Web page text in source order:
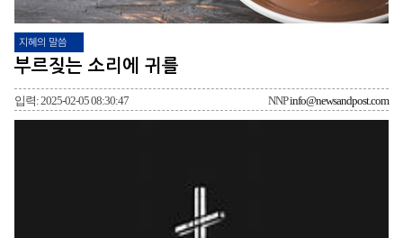
지혜의 말씀
부르짖는 소리에 귀를
입력: 2025-02-05 08:30:47 NNPinfo@newsandpost.com